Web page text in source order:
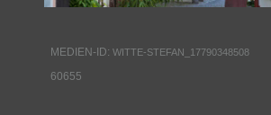
MEDIEN-ID: WITTE-STEFAN_17790348508
60655